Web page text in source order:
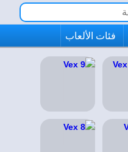
فئات الألعاب